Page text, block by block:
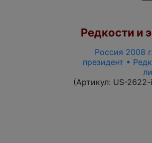
Редкости и
Россия 2008
президент •
(Артикул: US-